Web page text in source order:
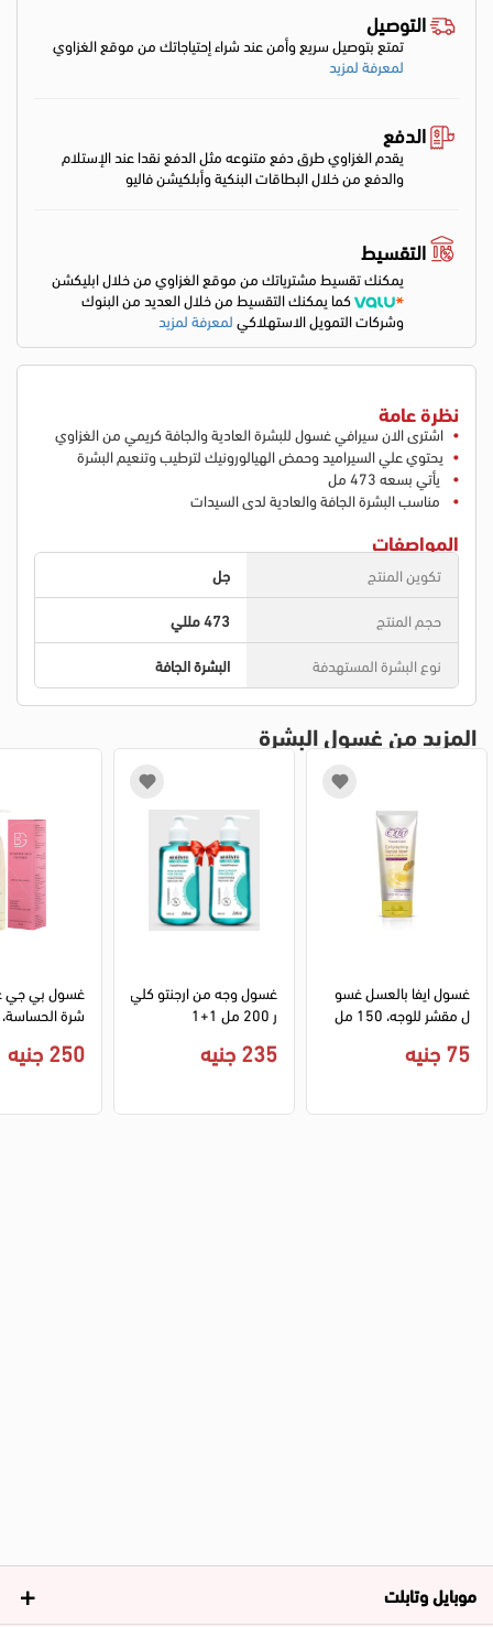
التوصيل
تمتع بتوصيل سريع وأمن عند شراء إحتياجاتك من موقع الغزاوي
لمعرفة لمزيد
الدفع
يقدم الغزاوي طرق دفع متنوعه مثل الدفع نقدا عند الإستلام
والدفع من خلال البطاقات البنكية وأبلكيشن فاليو
التقسيط
يمكنك تقسيط مشترياتك من موقع الغزاوي من خلال ابليكشن
كما يمكنك التقسيط من خلال العديد من البنوك
وشركات التمويل الاستهلاكيلمعرفة لمزيد
نظرة عامة
اشترى الان سيرافي غسول للبشرة العادية والجافة كريمي من الغزاوي
يحتوي علي السيراميد وحمض الهيالورونيك لترطيب وتنعيم البشرة
يأتي بسعه 473 مل
مناسب البشرة الجافة والعادية لدى السيدات
المواصفات
تكوين المنتج
جل
حجم المنتج
473 مللي
نوع البشرة المستهدفة
البشرة الجافة
المزيد من غسول البشرة
غسول ايفا بالعسل غسو
ل مقشر للوجه، 150 مل
75 جنيه
غسول وجه من ارجنتو كلي
ر 200 مل 1+1
235 جنيه
غسول بي جي
شرة الحساسة، 200مل
250 جنيه
موبايل وتابلت